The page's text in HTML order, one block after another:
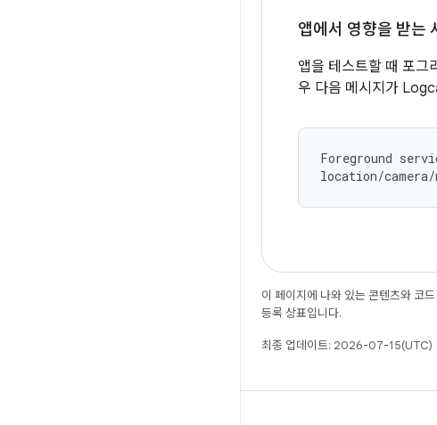
앱에서 영향을 받는
앱을 테스트할 때 포그
우 다음 메시지가
Foreground
location/
이 페이지에 나와 있는 콘텐츠와 코
등록 상표입니다.
최종 업데이트: 2026-07-15(UTC)